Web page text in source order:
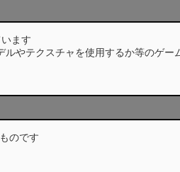
ます
やテクスチャを使用するか等のゲー
のです